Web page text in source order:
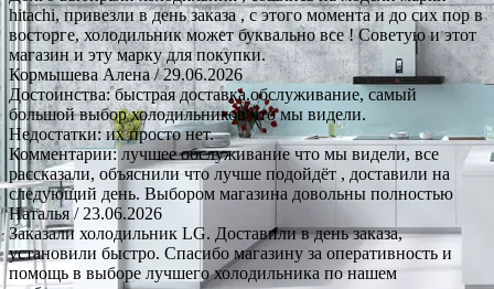
hitachi, привезли в день заказа , с этого момента и до сих пор в
восторге, холодильник может буквально все ! Советую и этот
магазин и эту марку для покупки.
Кормышева Алена/ 29.06.2026
Достоинства: быстрая доставка.обслуживание, самый
большой выбор холодильников что мы видели.
Недостатки: их просто нет.
Комментарии: лучшее обслуживание что мы видели, все
рассказали, объяснили что лучше подойдёт , доставили на
следующий день. Выбором магазина довольны полностью
Наталья/ 23.06.2026
Заказали холодильник LG. Доставили в день заказа,
установили быстро. Спасибо магазину за оперативность и
помощь в выборе лучшего холодильника по нашем